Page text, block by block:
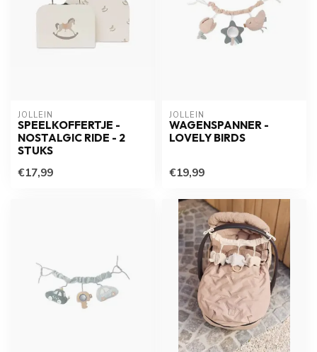
JOLLEIN
SPEELKOFFERTJE -
NOSTALGIC RIDE - 2
STUKS
€17,99
JOLLEIN
WAGENSPANNER -
LOVELY BIRDS
€19,99